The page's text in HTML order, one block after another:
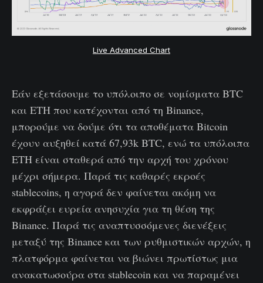
Live Advanced Chart
Εάν εξετάσουμε το υπόλοιπο σε νομίσματα BTC
και ETH που κατέχονται από τη Binance,
μπορούμε να δούμε ότι τα αποθέματα Bitcoin
έχουν αυξηθεί κατά 67,93k BTC, ενώ τα υπόλοιπα
ETH είναι σταθερά από την αρχή του χρόνου
μέχρι σήμερα. Παρά τις καθαρές εκροές
stablecoins, η αγορά δεν φαίνεται ακόμη να
εκφράζει ευρεία ανησυχία για τη θέση της
Binance. Παρά τις αναπτυσσόμενες διενέξεις
μεταξύ της Binance και των ρυθμιστικών αρχών, η
πλατφόρμα φαίνεται να βιώνει πρωτίστως μια
ανακατωσούρα στα stablecoin και να παραμένει